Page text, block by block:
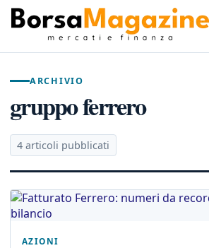
ARCHIVIO
gruppo ferrero
4 articoli pubblicati
AZIONI